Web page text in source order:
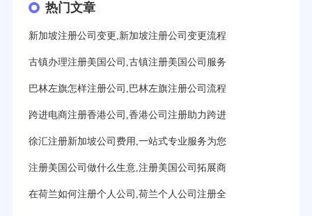
热门文章
新加坡注册公司变更,新加坡注册公司变更流程
古镇办理注册美国公司,古镇注册美国公司服务
巴林左旗怎样注册公司,巴林左旗注册公司流程
跨进电商注册香港公司,香港公司注册助力跨进
徐汇注册新加坡公司费用,一站式专业服务为您
注册美国公司做什么生意,注册美国公司拓展商
在荷兰如何注册个人公司,荷兰个人公司注册全